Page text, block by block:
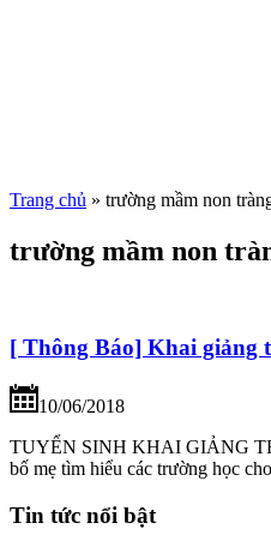
Trang chủ » trường mầm non
trường mầm non
[ Thông Báo] Khai giảng
10/06/2018
TUYỂN SINH KHAI GIẢNG
bố mẹ tìm hiểu các trường học
Tin tức nổi bật